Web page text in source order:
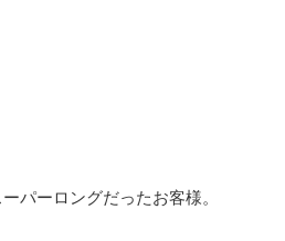
パーロングだったお客様。